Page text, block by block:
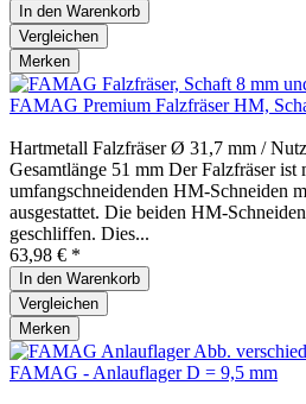
In den Warenkorb
Vergleichen
Merken
FAMAG Premium Falzfräser HM,
Hartmetall Falzfräser Ø 31,7 mm /
Gesamtlänge 51 mm Der Falzfräser ist
umfangschneidenden HM-Schneiden
ausgestattet. Die beiden HM-
geschliffen. Dies...
63,98 € *
In den Warenkorb
Vergleichen
Merken
FAMAG - Anlauflager D = 9,5 mm